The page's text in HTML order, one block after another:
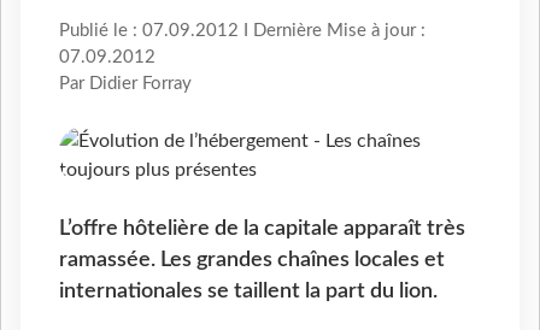
Publié le : 07.09.2012 I Dernière Mise à jour :
07.09.2012
Par Didier Forray
L’offre hôtelière de la capitale apparaît très
ramassée. Les grandes chaînes locales et
internationales se taillent la part du lion.